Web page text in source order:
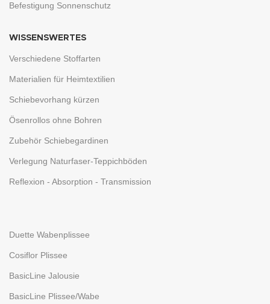
Befestigung Sonnenschutz
WISSENSWERTES
Verschiedene Stoffarten
Materialien für Heimtextilien
Schiebevorhang kürzen
Ösenrollos ohne Bohren
Zubehör Schiebegardinen
Verlegung Naturfaser-Teppichböden
Reflexion - Absorption - Transmission
Duette Wabenplissee
Cosiflor Plissee
BasicLine Jalousie
BasicLine Plissee/Wabe